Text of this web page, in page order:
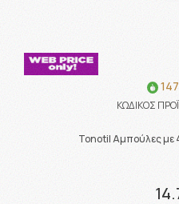
ΚΩΔΙΚΟΣ
Tonotil Αμπούλες με